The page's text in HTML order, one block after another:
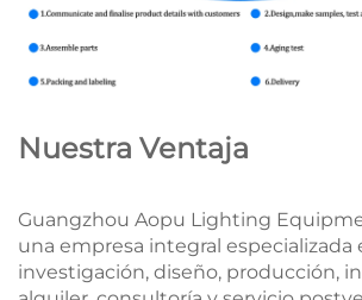
Nuestra Ventaja
Guangzhou Aopu Lighting
una empresa integral especializada
investigación, diseño, producción,